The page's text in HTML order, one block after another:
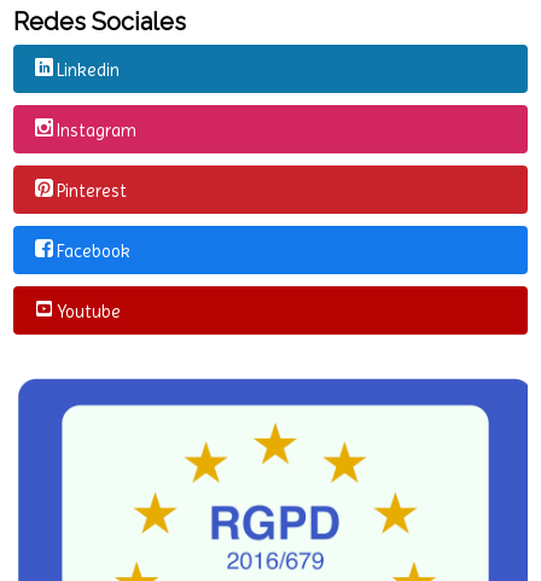
Redes Sociales
Linkedin
Instagram
Pinterest
Facebook
Youtube